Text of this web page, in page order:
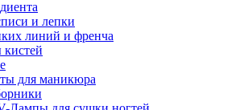
и лепки
линий и френча
для маникюра